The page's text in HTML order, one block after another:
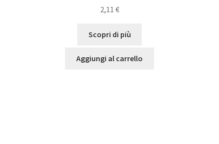
2,11 €
Scopri di più
Aggiungi al carrello